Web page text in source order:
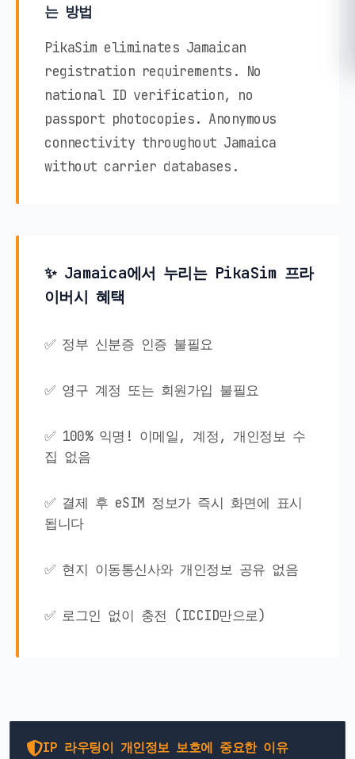
는 방법
PikaSim eliminates Jamaican
registration requirements. No
national ID verification, no
passport photocopies. Anonymous
connectivity throughout Jamaica
without carrier databases.
✨ Jamaica에서 누리는 PikaSim 프라
이버시 혜택
✅ 정부 신분증 인증 불필요
✅ 영구 계정 또는 회원가입 불필요
✅ 100% 익명! 이메일, 계정, 개인정보 수
집 없음
✅ 결제 후 eSIM 정보가 즉시 화면에 표시
됩니다
✅ 현지 이동통신사와 개인정보 공유 없음
✅ 로그인 없이 충전 (ICCID만으로)
IP 라우팅이 개인정보 보호에 중요한 이유